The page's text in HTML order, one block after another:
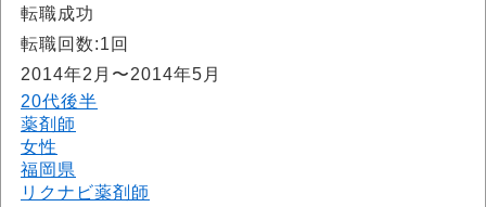
転職成功
転職回数:1回
2014年2月〜2014年5月
20代後半
薬剤師
女性
福岡県
リクナビ薬剤師